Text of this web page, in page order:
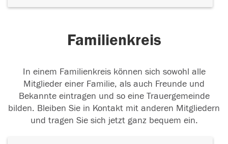
Familienkreis
In einem Familienkreis können sich sowohl alle
Mitglieder einer Familie, als auch Freunde und
Bekannte eintragen und so eine Trauergemeinde
bilden. Bleiben Sie in Kontakt mit anderen Mitgliedern
und tragen Sie sich jetzt ganz bequem ein.